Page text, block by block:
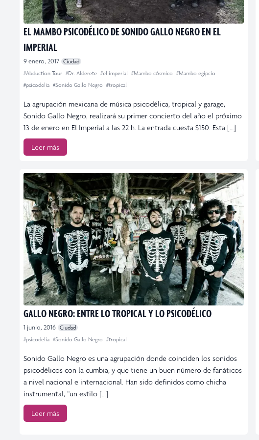
EL MAMBO PSICODÉLICO DE SONIDO GALLO NEGRO EN EL
IMPERIAL
9 enero, 2017 Ciudad
#Abduction Tour #Dr. Alderete #el imperial #Mambo cósmico #Mambo egipcio
#psicodelia #Sonido Gallo Negro #tropical
La agrupación mexicana de música psicodélica, tropical y garage,
Sonido Gallo Negro, realizará su primer concierto del año el próximo
13 de enero en El Imperial a las 22 h. La entrada cuesta $150. Esta […]
Leer más
GALLO NEGRO: ENTRE LO TROPICAL Y LO PSICODÉLICO
1 junio, 2016 Ciudad
#psicodelia #Sonido Gallo Negro #tropical
Sonido Gallo Negro es una agrupación donde coinciden los sonidos
psicodélicos con la cumbia, y que tiene un buen número de fanáticos
a nivel nacional e internacional. Han sido definidos como chicha
instrumental, “un estilo […]
Leer más